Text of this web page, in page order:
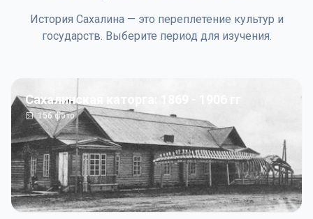
История Сахалина — это переплетение культур и
государств. Выберите период для изучения.
Сахалинская каторга: 1869 - 1906 гг
156фото